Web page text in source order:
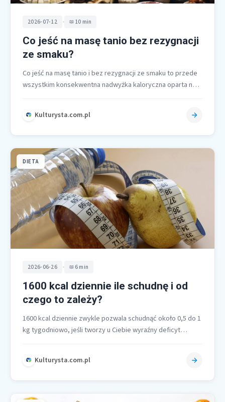
2026-07-12 • 10 min
Co jeść na masę tanio bez rezygnacji
ze smaku?
Co jeść na masę tanio i bez rezygnacji ze smaku to przede
wszystkim konsekwentna nadwyżka kaloryczna oparta na
Kulturysta.com.pl
DIETA
2026-06-26 • 6 min
1600 kcal dziennie ile schudnę i od
czego to zależy?
1600 kcal dziennie zwykle pozwala schudnąć około 0,5 do 1
kg tygodniowo, jeśli tworzy u Ciebie wyraźny deficyt
Kulturysta.com.pl